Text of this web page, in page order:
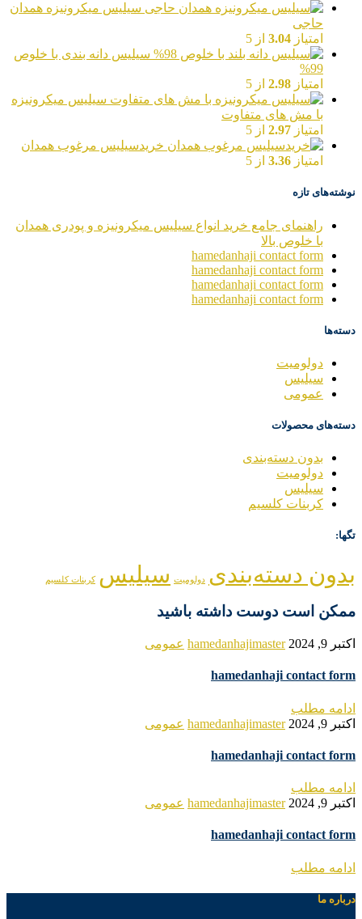
سیلیس میکرونیزه همدان
حاجی
امتیاز 3.04 از 5
سیلیس دانه بندی با خلوص
99%
امتیاز 2.98 از 5
سیلیس میکرونیزه
با مش های متفاوت
امتیاز 2.97 از 5
خریدسیلیس مرغوب همدان
امتیاز 3.36 از 5
نوشته‌های تازه
راهنمای جامع خرید انواع سیلیس میکرونیزه و پودری همدان
با خلوص بالا
hamedanhaji contact form
hamedanhaji contact form
hamedanhaji contact form
hamedanhaji contact form
دسته‌ها
دولومیت
سیلیس
عمومی
دسته‌های محصولات
بدون دسته‌بندی
دولومیت
سیلیس
کربنات کلسیم
تگها:
بدون دسته‌بندی دولومیت سیلیس کربنات کلسیم
ممکن است دوست داشته باشید
اکتبر 9, 2024 hamedanhajimaster عمومی
hamedanhaji contact form
ادامه مطلب
اکتبر 9, 2024
hamedanhajimaster عمومی
hamedanhaji contact form
ادامه مطلب
اکتبر 9, 2024
hamedanhajimaster عمومی
hamedanhaji contact form
ادامه مطلب
درباره ما